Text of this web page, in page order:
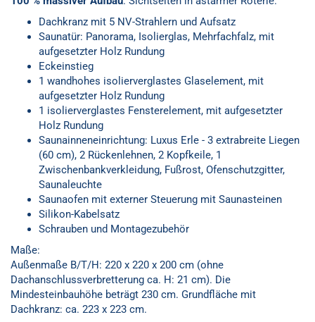
Dachkranz mit 5 NV-Strahlern und Aufsatz
Saunatür: Panorama, Isolierglas, Mehrfachfalz, mit
aufgesetzter Holz Rundung
Eckeinstieg
1 wandhohes isolierverglastes Glaselement, mit
aufgesetzter Holz Rundung
1 isolierverglastes Fensterelement, mit aufgesetzter
Holz Rundung
Saunainneneinrichtung: Luxus Erle - 3 extrabreite Liegen
(60 cm), 2 Rückenlehnen, 2 Kopfkeile, 1
Zwischenbankverkleidung, Fußrost, Ofenschutzgitter,
Saunaleuchte
Saunaofen mit externer Steuerung mit Saunasteinen
Silikon-Kabelsatz
Schrauben und Montagezubehör
Maße:
Außenmaße B/T/H: 220 x 220 x 200 cm (ohne
Dachanschlussverbretterung ca. H: 21 cm). Die
Mindesteinbauhöhe beträgt 230 cm. Grundfläche mit
Dachkranz: ca. 223 x 223 cm.